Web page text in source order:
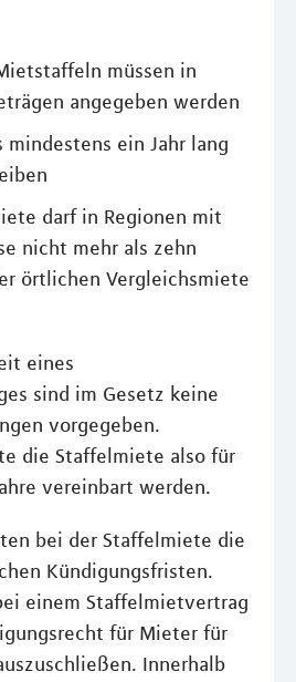
müssen in
angegeben werden
mindestens ein Jahr lang
darf in Regionen mit
nicht mehr als zehn
örtlichen Vergleichsmiete
eines
sind im Gesetz keine
vorgegeben.
die Staffelmiete also für
vereinbart werden.
bei der Staffelmiete die
Kündigungsfristen.
einem Staffelmietvertrag
für Mieter für
Innerhalb